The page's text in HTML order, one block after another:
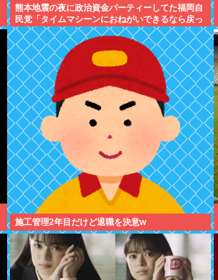
熊本地震の夜に政治資金パーティーしてた福岡自
民党「タイムマシーンにおねがいできるなら戻っ
て中止したい」
施工管理2年目だけど退職を決意w